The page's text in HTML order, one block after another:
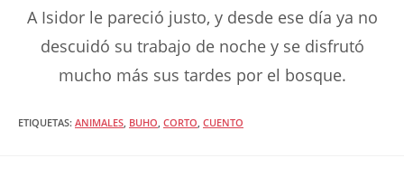
A Isidor le pareció justo, y desde ese día ya no
descuidó su trabajo de noche y se disfrutó
mucho más sus tardes por el bosque.
ETIQUETAS: ANIMALES, BUHO, CORTO, CUENTO